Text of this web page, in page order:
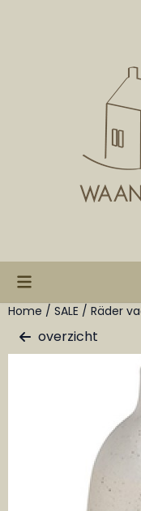
Home / SALE / Räder
overzicht